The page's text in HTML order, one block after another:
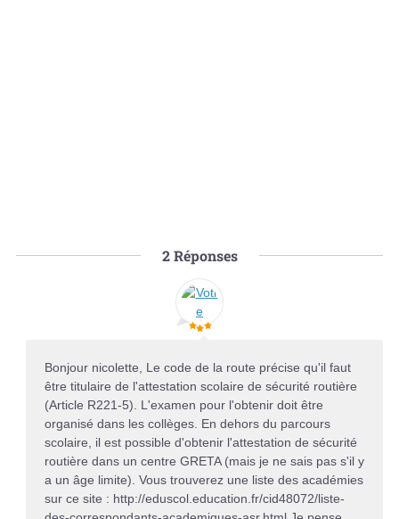
2Réponses
Bonjour nicolette, Le code de la route précise qu'il faut
être titulaire de l'attestation scolaire de sécurité routière
(Article R221-5). L'examen pour l'obtenir doit être
organisé dans les collèges. En dehors du parcours
scolaire, il est possible d'obtenir l'attestation de sécurité
routière dans un centre GRETA (mais je ne sais pas s'il y
a un âge limite). Vous trouverez une liste des académies
sur ce site : http://eduscol.education.fr/cid48072/liste-